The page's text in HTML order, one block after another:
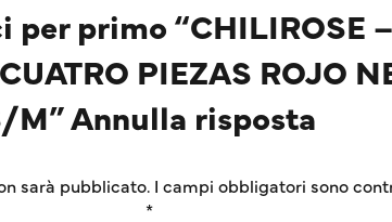
per primo “CHILIROSE
PIEZAS ROJO
M” Annulla risposta
sarà pubblicato. I campi obbligatori sono
*